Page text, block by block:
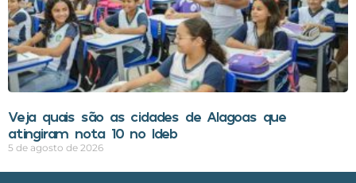
Veja quais são as cidades de Alagoas que
atingiram nota 10 no Ideb
5 de agosto de 2026